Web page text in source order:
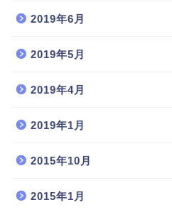
2019年6月
2019年5月
2019年4月
2019年1月
2015年10月
2015年1月